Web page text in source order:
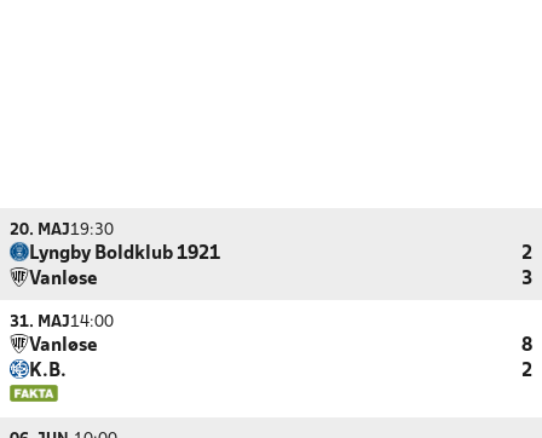
20. MAJ19:30
Lyngby Boldklub 1921
2
Vanløse
3
31. MAJ14:00
Vanløse
8
K.B.
2